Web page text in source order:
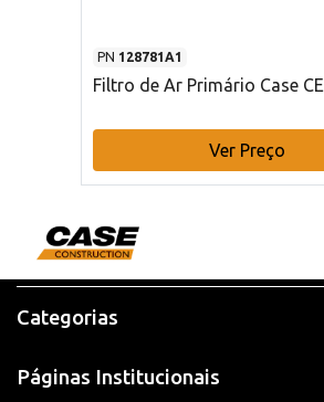
PN 128781A1
Filtro de Ar Primário Case CE
Ver Preço
Categorias
Páginas Institucionais